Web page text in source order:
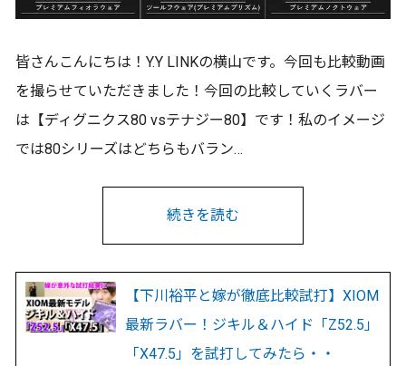
皆さんこんにちは！Y.Y LINKの横山です。今回も比較動画
を撮らせていただきました！今回の比較していくラバー
は【ディグニクス80 vsテナジー80】です！私のイメージ
では80シリーズはどちらもバラン…
続きを読む
【下川裕平と嫁が徹底比較試打】XIOM
最新ラバー！ジキル＆ハイド「Z52.5」
「X47.5」を試打してみたら・・